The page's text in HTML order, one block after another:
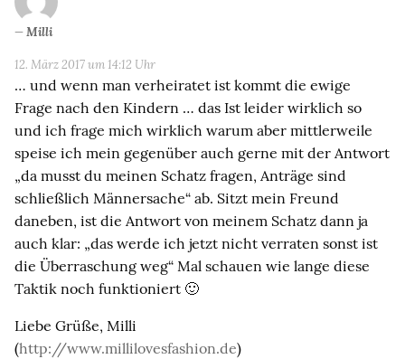
Milli
12. März 2017 um 14:12 Uhr
… und wenn man verheiratet ist kommt die ewige
Frage nach den Kindern … das Ist leider wirklich so
und ich frage mich wirklich warum aber mittlerweile
speise ich mein gegenüber auch gerne mit der Antwort
„da musst du meinen Schatz fragen, Anträge sind
schließlich Männersache“ ab. Sitzt mein Freund
daneben, ist die Antwort von meinem Schatz dann ja
auch klar: „das werde ich jetzt nicht verraten sonst ist
die Überraschung weg“ Mal schauen wie lange diese
Taktik noch funktioniert 🙂
Liebe Grüße, Milli
(http://www.millilovesfashion.de)